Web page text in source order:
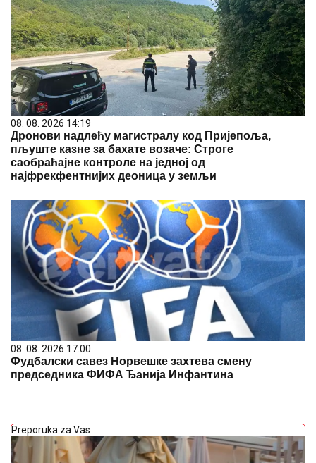
08. 08. 2026 14:19
Дронови надлећу магистралу код Пријепоља,
пљуште казне за бахате возаче: Строге
саобраћајне контроле на једној од
најфрекфентнијих деоница у земљи
08. 08. 2026 17:00
Фудбалски савез Норвешке захтева смену
председника ФИФА Ђанија Инфантина
Preporuka za Vas